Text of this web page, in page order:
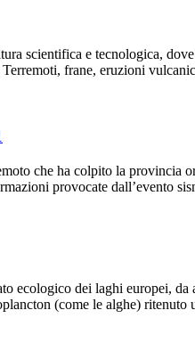
scientifica e tecnologica,
Terremoti, frane, eruzioni
che ha colpito la provincia
provocate dall’evento
ecologico dei laghi europei,
(come le alghe)